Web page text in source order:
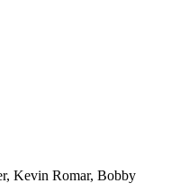
Kevin Romar, Bobby